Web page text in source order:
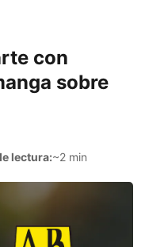
con
sobre
lectura:~2 min